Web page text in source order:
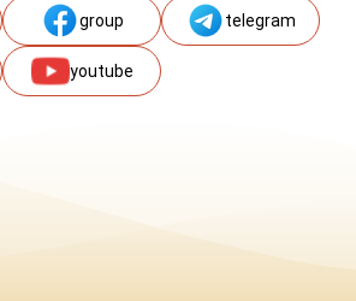
group telegram
youtube